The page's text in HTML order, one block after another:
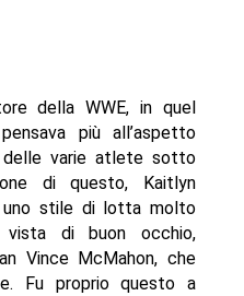
della WWE, in quel
più all’aspetto
varie atlete sotto
di questo, Kaitlyn
stile di lotta molto
vista di buon occhio,
Vince McMahon, che
Fu proprio questo a